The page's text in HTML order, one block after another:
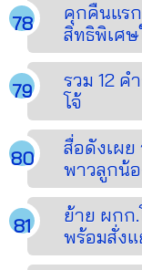
คุกคืนแร
สิทธิพิเศ
รวม 12
โจ้
สื่อดังเผย
พาวลูกน้
ย้าย ผกก
พร้อมสั่ง